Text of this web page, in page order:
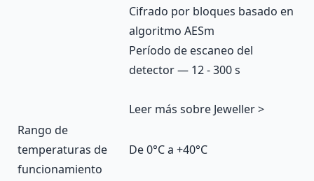
Cifrado por bloques basado en
algoritmo AESm
Período de escaneo del
detector — 12 - 300 s
Leer más sobre Jeweller >
Rango de
temperaturas de
funcionamiento
De 0°С a +40°С